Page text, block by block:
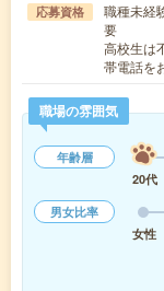
応募資格
職種未経
要
高校生は
帯電話を
職場の雰囲気
年齢層
20代
男女比率
女性